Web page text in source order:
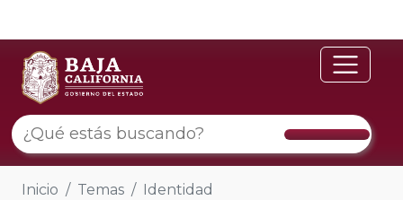
Inicio Temas
Identidad